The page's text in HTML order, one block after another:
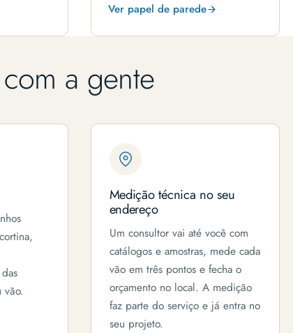
Ver papel de parede
a gente
vão.
Medição técnica no seu
endereço
Um consultor vai até você com
catálogos e amostras, mede cada
vão em três pontos e fecha o
orçamento no local. A medição
faz parte do serviço e já entra no
seu projeto.